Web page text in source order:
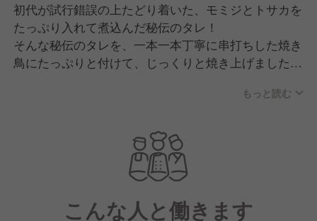
初代が試行錯誤の上たどり着いた、モミジとトサカを
たっぷり入れて煮込んだ秘伝のタレ！
そんな秘伝のタレを、一本一本丁寧に串打ちした焼き
鳥にたっぷりと付けて、じっくりと焼き上げました焼
お客様に焼き鳥だけではなく感動体験を提供し元気に
なって帰ってもらうお仕事です。
もっと読む
こんな人と働きます